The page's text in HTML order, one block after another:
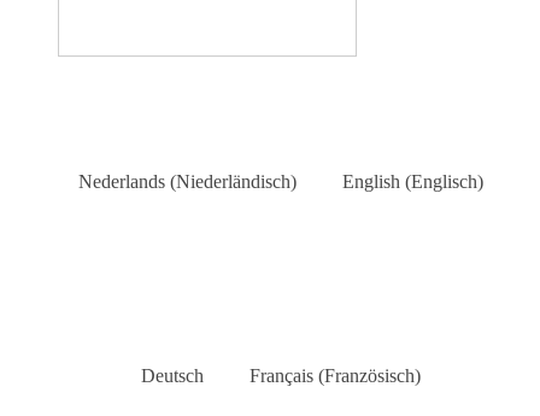
Nederlands (Niederländisch) English (Englisch)
Deutsch Français (Französisch)